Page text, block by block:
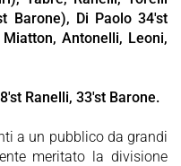
Barone), Di Paolo 34'st
Antonelli, Leoni,
Ranelli, 33'st Barone.
a un pubblico da grandi
meritato la divisione